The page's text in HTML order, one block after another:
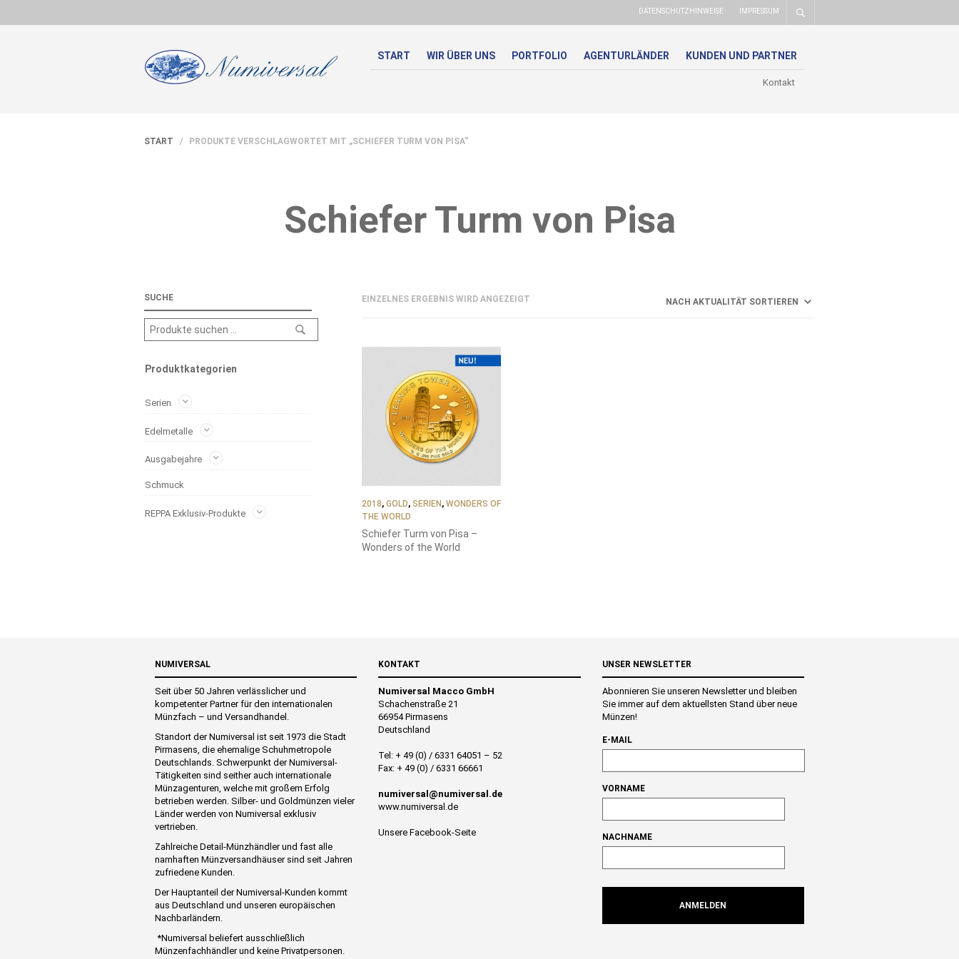
DATENSCHUTZHINWEISE IMPRESSUM
START WIR ÜBER UNS PORTFOLIO AGENTURLÄNDER KUNDEN UND PARTNER
Kontakt
START / PRODUKTE VERSCHLAGWORTET MIT „SCHIEFER TURM VON PISA“
Schiefer Turm von Pisa
EINZELNES ERGEBNIS WIRD ANGEZEIGT
SUCHE
Produktkategorien
Serien
Edelmetalle
Ausgabejahre
Schmuck
REPPA Exklusiv-Produkte
2018, GOLD, SERIEN , WONDERS OF
THE WORLD
Schiefer Turm von Pisa –
Wonders of the World
NUMIVERSAL
Seit über 50 Jahren verlässlicher und
kompetenter Partner für den internationalen
Münzfach – und Versandhandel.
Standort der Numiversal ist seit 1973 die Stadt
Pirmasens, die ehemalige Schuhmetropole
Deutschlands. Schwerpunkt der Numiversal-
Tätigkeiten sind seither auch internationale
Münzagenturen, welche mit großem Erfolg
betrieben werden. Silber- und Goldmünzen vieler
Länder werden von Numiversal exklusiv
vertrieben.
Zahlreiche Detail-Münzhändler und fast alle
namhaften Münzversandhäuser sind seit Jahren
zufriedene Kunden.
Der Hauptanteil der Numiversal-Kunden kommt
aus Deutschland und unseren europäischen
Nachbarländern.
*Numiversal beliefert ausschließlich
Münzenfachhändler und keine Privatpersonen.
KONTAKT
Numiversal Macco GmbH
Schachenstraße 21
66954 Pirmasens
Deutschland
Tel: + 49 (0) / 6331 64051 – 52
Fax: + 49 (0) / 6331 66661
numiversal@numiversal.de
www.numiversal.de
Unsere Facebook-Seite
UNSER NEWSLETTER
Abonnieren Sie unseren Newsletter und bleiben
Sie immer auf dem aktuellsten Stand über neue
Münzen!
E-MAIL
VORNAME
NACHNAME
ANMELDEN